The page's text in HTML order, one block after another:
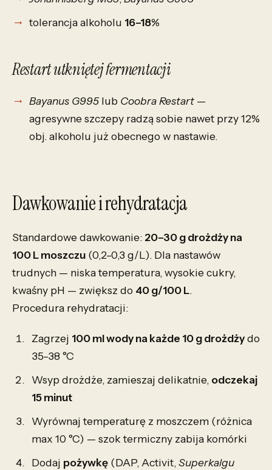
tolerancja alkoholu 16–18%
Restart utkniętej fermentacji
Bayanus G995lub Coobra Restart —
agresywne szczepy radzą sobie nawet przy 12%
obj. alkoholu już obecnego w nastawie.
Dawkowanie i rehydratacja
Standardowe dawkowanie: 20–30 g drożdży na
100 L moszczu (0,2–0,3 g/L). Dla nastawów
trudnych — niska temperatura, wysokie cukry,
kwaśny pH — zwiększ do 40 g/100 L.
Procedura rehydratacji:
Zagrzej 100 ml wody na każde 10 g drożdżydo
35–38 °C
Wsyp drożdże, zamieszaj delikatnie, odczekaj
15 minut
Wyrównaj temperaturę z moszczem (różnica
max 10 °C) — szok termiczny zabija komórki
Dodaj pożywkę (DAP, Activit, Superkalgu